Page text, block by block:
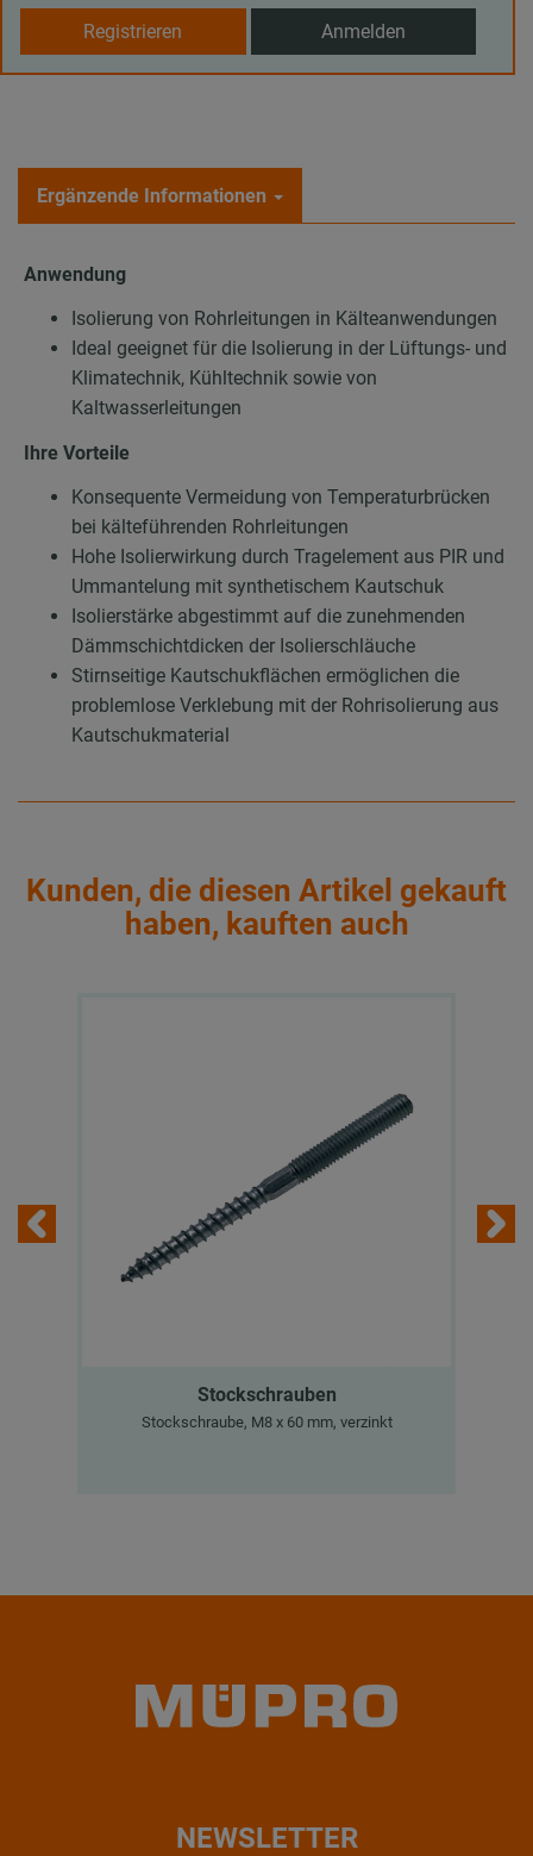
Registrieren Anmelden
Ergänzende Informationen
Anwendung
Isolierung von Rohrleitungen in Kälteanwendungen
Ideal geeignet für die Isolierung in der Lüftungs- und
Klimatechnik, Kühltechnik sowie von
Kaltwasserleitungen
Ihre Vorteile
Konsequente Vermeidung von Temperaturbrücken
bei kälteführenden Rohrleitungen
Hohe Isolierwirkung durch Tragelement aus PIR und
Ummantelung mit synthetischem Kautschuk
Isolierstärke abgestimmt auf die zunehmenden
Dämmschichtdicken der Isolierschläuche
Stirnseitige Kautschukflächen ermöglichen die
problemlose Verklebung mit der Rohrisolierung aus
Kautschukmaterial
Kunden, die diesen Artikel gekauft
haben, kauften auch
Stockschrauben
Stockschraube, M8 x 60 mm, verzinkt
NEWSLETTER